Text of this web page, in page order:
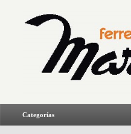
Categorías